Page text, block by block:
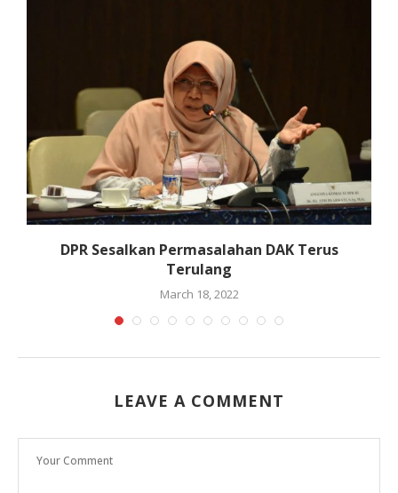
DPR Sesalkan Permasalahan DAK Terus
Terulang
March 18, 2022
LEAVE A COMMENT